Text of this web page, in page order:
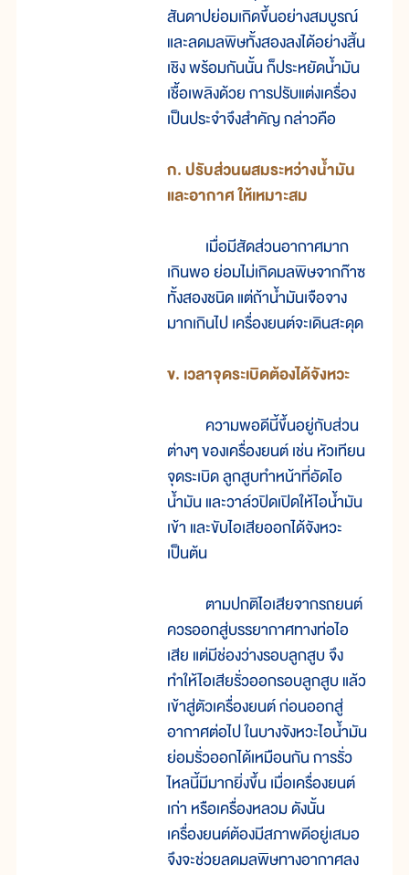
สันดาปย่อมเกิดขึ้นอย่างสมบูรณ์
และลดมลพิษทั้งสองลงได้อย่างสิ้น
เชิง พร้อมกันนั้น ก็ประหยัดน้ำมัน
เชื้อเพลิงด้วย การปรับแต่งเครื่อง
เป็นประจำจึงสำคัญ กล่าวคือ
ก. ปรับส่วนผสมระหว่างน้ำมัน
และอากาศ ให้เหมาะสม
เมื่อมีสัดส่วนอากาศมาก
เกินพอ ย่อมไม่เกิดมลพิษจากก๊าซ
ทั้งสองชนิด แต่ถ้าน้ำมันเจือจาง
มากเกินไป เครื่องยนต์จะเดินสะดุด
ข. เวลาจุดระเบิดต้องได้จังหวะ
ความพอดีนี้ขึ้นอยู่กับส่วน
ต่างๆ ของเครื่องยนต์ เช่น หัวเทียน
จุดระเบิด ลูกสูบทำหน้าที่อัดไอ
น้ำมัน และวาล์วปิดเปิดให้ไอน้ำมัน
เข้า และขับไอเสียออกได้จังหวะ
เป็นต้น
ตามปกติไอเสียจากรถยนต์
ควรออกสู่บรรยากาศทางท่อไอ
เสีย แต่มีช่องว่างรอบลูกสูบ จึง
ทำให้ไอเสียรั่วออกรอบลูกสูบ แล้ว
เข้าสู่ตัวเครื่องยนต์ ก่อนออกสู่
อากาศต่อไป ในบางจังหวะไอน้ำมัน
ย่อมรั่วออกได้เหมือนกัน การรั่ว
ไหลนี้มีมากยิ่งขึ้น เมื่อเครื่องยนต์
เก่า หรือเครื่องหลวม ดังนั้น
เครื่องยนต์ต้องมีสภาพดีอยู่เสมอ
จึงจะช่วยลดมลพิษทางอากาศลง